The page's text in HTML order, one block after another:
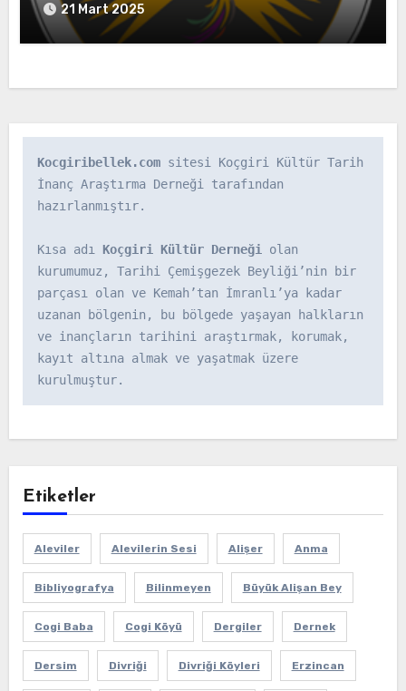
21 Mart 2025
Kocgiribellek.com sitesi Koçgiri Kültür Tarih
İnanç Araştırma Derneği tarafından
hazırlanmıştır.
Kısa adı Koçgiri Kültür Derneği olan
kurumumuz, Tarihi Çemişgezek Beyliği’nin bir
parçası olan ve Kemah’tan İmranlı’ya kadar
uzanan bölgenin, bu bölgede yaşayan halkların
ve inançların tarihini araştırmak, korumak,
kayıt altına almak ve yaşatmak üzere
kurulmuştur.
Etiketler
Aleviler Alevilerin Sesi Alişer Anma
Bibliyografya Bilinmeyen Büyük Alişan Bey
Cogi Baba Cogi Köyü Dergiler Dernek
Dersim Divriği Divriği Köyleri Erzincan